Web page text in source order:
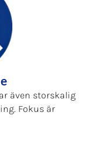
även storskalig
Fokus är